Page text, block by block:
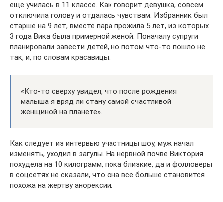
еще училась в 11 классе. Как говорит девушка, совсем
отключила голову и отдалась чувствам. Избранник был
старше на 9 лет, вместе пара прожила 5 лет, из которых
3 года Вика была примерной женой. Поначалу супруги
планировали завести детей, но потом что-то пошло не
так, и, по словам красавицы:
«Кто-то сверху увидел, что после рождения
малыша я вряд ли стану самой счастливой
женщиной на планете».
Как следует из интервью участницы шоу, муж начал
изменять, уходил в загулы. На нервной почве Виктория
похудела на 10 килограмм, пока близкие, да и фолловеры
в соцсетях не сказали, что она все больше становится
похожа на жертву анорексии.